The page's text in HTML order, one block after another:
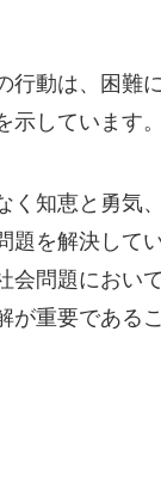
行動は、困難
示しています。
く知恵と勇気
題を解決して
会問題におい
が重要である